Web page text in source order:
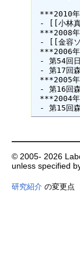
***2010
- [[小林真]]
***2008
- [[金容ソ
***2006
- 第54回日
- 第17回森
***2005
- 第16回森
***2004
© 2005- 2026
unless specified
研究紹介の変更点